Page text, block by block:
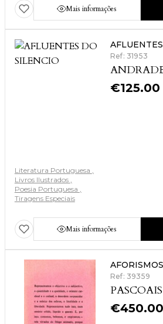
Mais informações
Ref: 31953
€125.00
Literatura Portuguesa
Livros Ilustrados
Poesia Portuguesa
Tiragens Especiais
Mais informações
AFORISMOS
Ref: 39359
€450.00